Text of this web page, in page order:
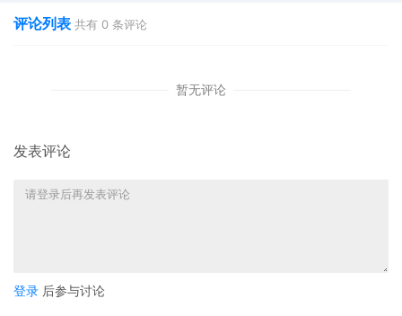
评论列表 共有 0 条评论
暂无评论
发表评论
登录 后参与讨论